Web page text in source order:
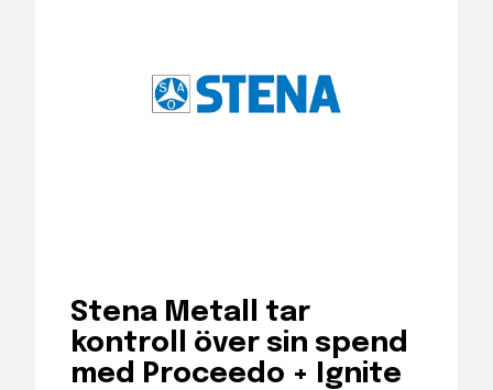
Stena Metall tar
kontroll över sin spend
med Proceedo + Ignite